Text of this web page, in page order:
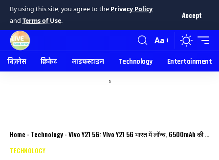
By using this site, you agree to the Privacy Policy
and Terms of Use.
Accept
Aa
बिज़नेस क्रिकेट लाइफस्टाइल Technology Entertainment
a
Home - Technology-Vivo Y21 5G: Vivo Y21 5G भारत में लॉन्च, 6500mAh की विशाल बैटरी और 50MP कैमरे से है लैस।
TECHNOLOGY